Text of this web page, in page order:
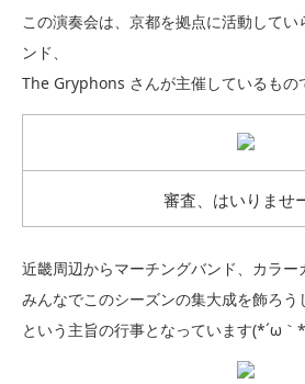
この演奏会は、京都を拠点に活動して
ンド、
The Gryphons さんが主催しているもの
審査、はいりませ
近畿周辺からマーチングバンド、カラー
みんなでこのシーズンの集大成を飾ろう
という主旨の行事となっています(*´ω｀